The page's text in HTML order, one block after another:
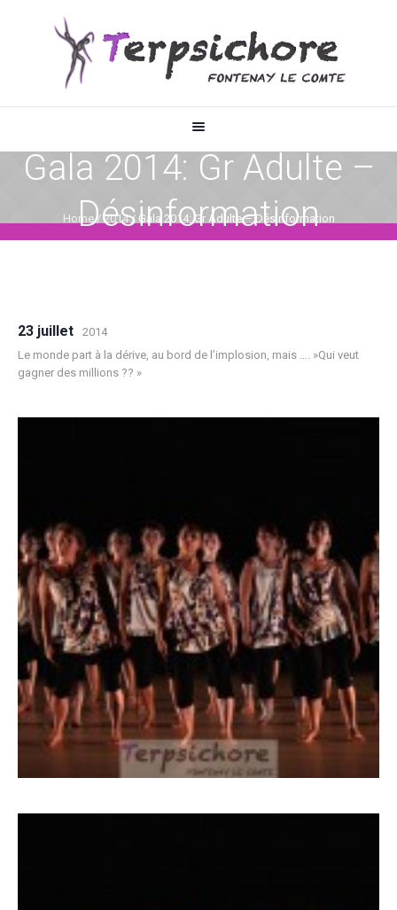
Gala 2014: Gr Adulte –
Désinformation
Home /2014 / Gala 2014: Gr Adulte – Désinformation
23 juillet
2014
Le monde part à la dérive, au bord de l’implosion, mais …. »Qui veut
gagner des millions ?? »
799 782